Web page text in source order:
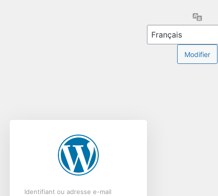
Identifiant ou adresse e-mail